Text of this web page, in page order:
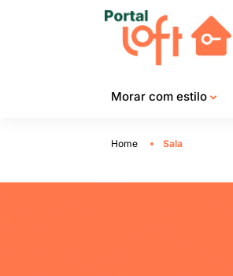
Morar com estilo
Home Sala